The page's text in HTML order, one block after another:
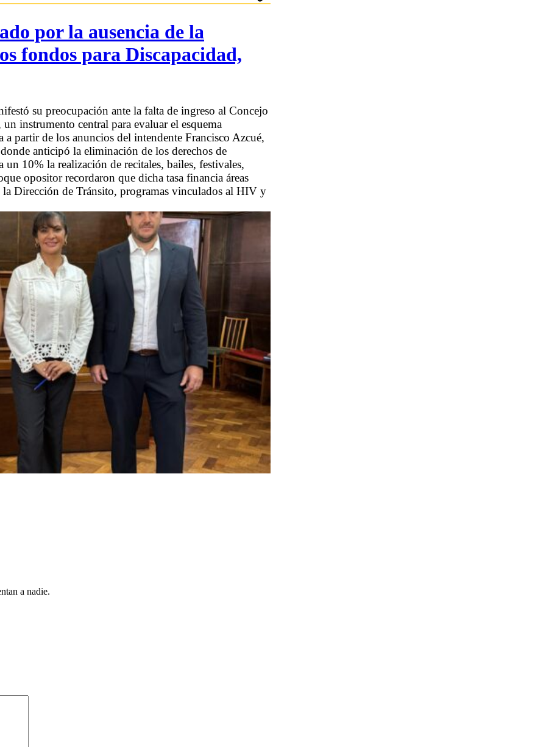
por la ausencia de la
fondos para Discapacidad,
su preocupación ante la falta de ingreso al Concejo
instrumento central para evaluar el esquema
partir de los anuncios del intendente Francisco Azcué,
anticipó la eliminación de los derechos de
10% la realización de recitales, bailes, festivales,
opositor recordaron que dicha tasa financia áreas
Dirección de Tránsito, programas vinculados al HIV y
a nadie.